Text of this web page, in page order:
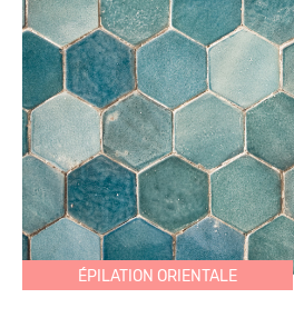
ÉPILATION ORIENTALE